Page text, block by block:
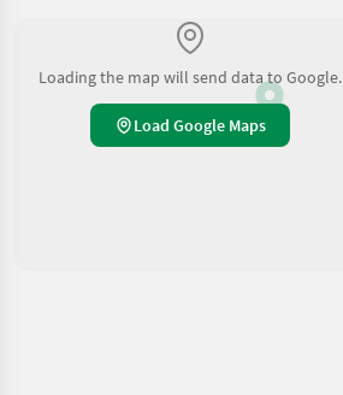
Loading the map will send data to Google.
Load Google Maps